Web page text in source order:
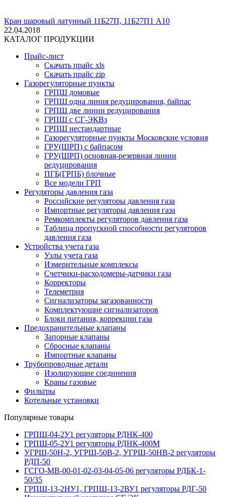
Кран шаровый латунный 11Б27П, 11Б27П1 А10
22.04.2018
КАТАЛОГ ПРОДУКЦИИ
Прайс-лист
Скачать прайс xls
Скачать прайс zip
Газорегуляторные пункты
ГРПШ домовые
ГРПШ одна линия редуцирования, байпас
ГРПШ две линии редуцирования
ГРПШ с СГ-ЭКВз
ГРПШ нестандартные
Газорегуляторные пункты Московские условия
ГРУ(ШРП) с байпасом
ГРУ(ШРП) основная-резервная линии
редуцирования
ПГБ(ГРПБ) блочные
Все модели ГРП
Регуляторы давления газа
Российские регуляторы давления газа
Импортные регуляторы давления газа
Ремкомплекты регуляторов давления газа
Таблица пропускной способности регуляторов
давления газа
Устройства учета газа
Узлы учета газа
Измерительные комплексы
Счетчики-расходомеры-датчики газа
Корректоры
Телеметрия
Сигнализаторы загазованности
Комплектующие сигнализаторов
Блоки питания, коррекции газа
Предохранительные клапаны
Запорные клапаны
Сбросные клапаны
Импортные клапаны
Трубопроводные детали
Изолирующие соединения
Краны газовые
Фильтры
Котельные установки
Популярные товары
ГРПШ-04-2У1 регуляторы РДНК-400
ГРПШ-05-2У1 регуляторы РДНК-400М
УГРШ-50Н-2, УГРШ-50В-2, УГРШ-50НВ-2 регуляторы
РДП-50
ГСГО-МВ-00-01-02-03-04-05-06 регуляторы РДБК-1-
50/35
ГРПШ-13-2НУ1, ГРПШ-13-2ВУ1 регуляторы РДГ-50